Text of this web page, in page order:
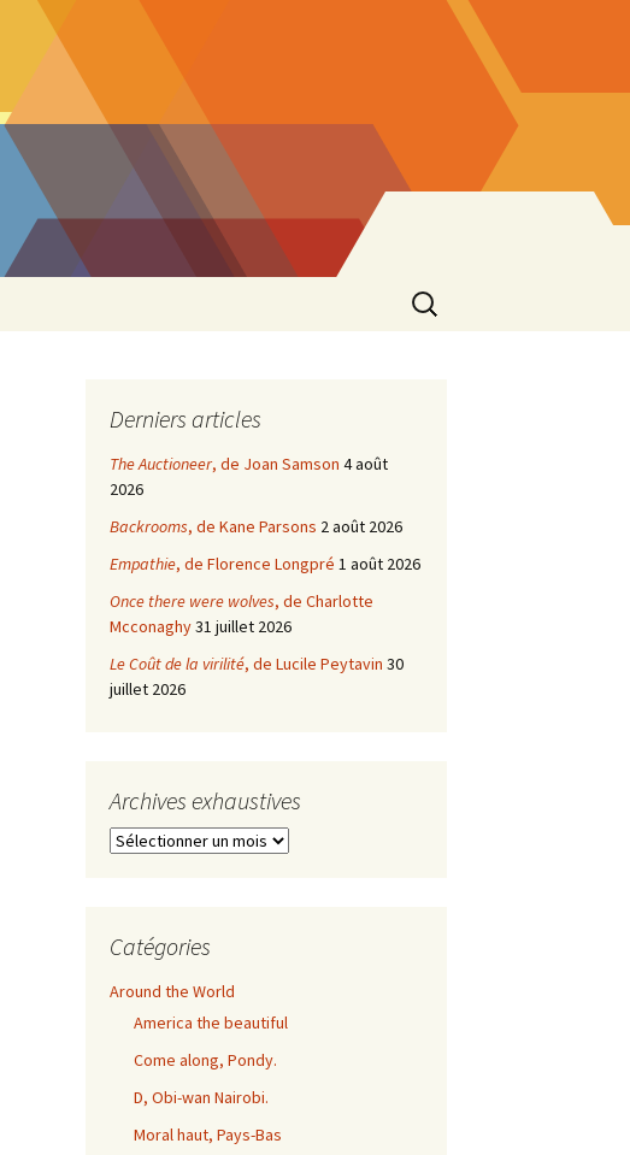
Rechercher :
Derniers articles
The Auctioneer, de Joan Samson 4 août
2026
Backrooms, de Kane Parsons 2 août 2026
Empathie, de Florence Longpré 1 août 2026
Once there were wolves, de Charlotte
Mcconaghy31 juillet 2026
Le Coût de la virilité, de Lucile Peytavin 30
juillet 2026
Archives exhaustives
Archives
Catégories
Around the World
America the beautiful
Come along, Pondy.
D, Obi-wan Nairobi.
Moral haut, Pays-Bas